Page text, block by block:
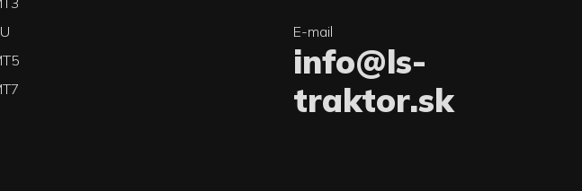
E-mail
info@ls-
traktor.sk